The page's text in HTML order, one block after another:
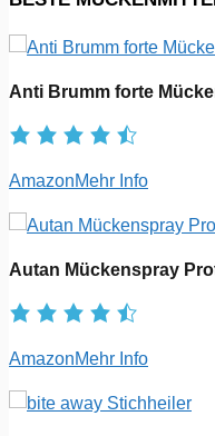
Anti Brumm forte
AmazonMehr Info
Autan Mückenspray
AmazonMehr Info